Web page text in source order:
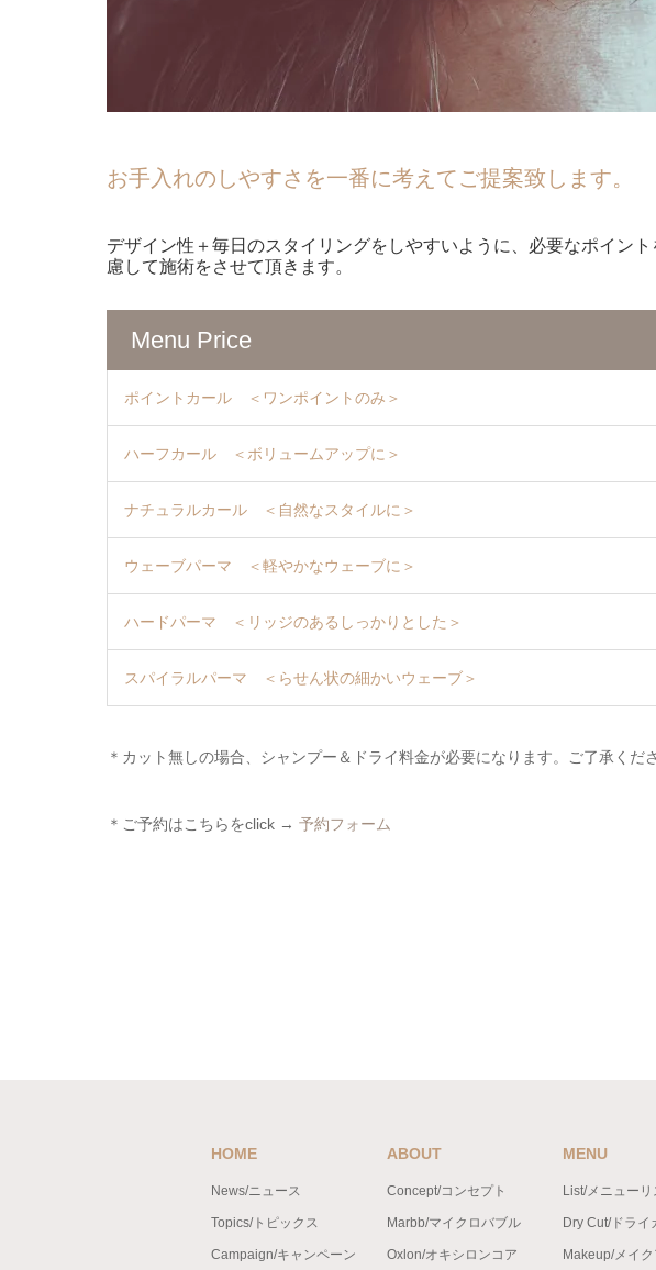
お手入れのしやすさを一番に考えてご提案致します。
デザイン性＋毎日のスタイリングをしやすいように、必要なポイン
慮して施術をさせて頂きます。
Menu Price
ポイントカール ＜ワンポイントのみ＞
ハーフカール ＜ボリュームアップに＞
ナチュラルカール ＜自然なスタイルに＞
ウェーブパーマ ＜軽やかなウェーブに＞
ハードパーマ ＜リッジのあるしっかりとした＞
スパイラルパーマ ＜らせん状の細かいウェーブ＞
＊カット無しの場合、シャンプー＆ドライ料金が必要になります。ご了承くだ
＊ご予約はこちらをclick → 予約フォーム
HOME
News/ニュース
Topics/トピックス
Campaign/キャンペーン
ABOUT
Concept/コンセプト
Marbb/マイクロバブル
Oxlon/オキシロンコア
MENU
List/メニューリ
Dry Cut/ドライ
Makeup/メイ